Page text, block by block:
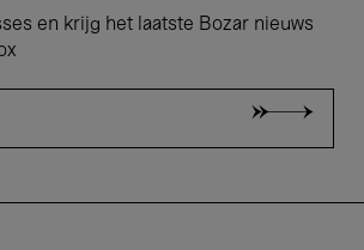
en krijg het laatste Bozar nieuws